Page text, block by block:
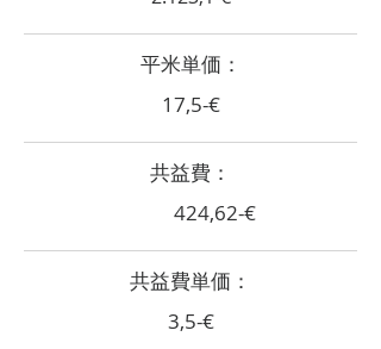
​平米単価：
17,5-€
共益費：
424,62-€
共益費単価：
3,5-€